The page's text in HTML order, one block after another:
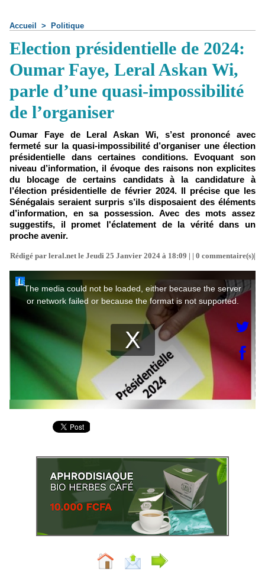
Accueil > Politique
Election présidentielle de 2024:
Oumar Faye, Leral Askan Wi,
parle d’une quasi-impossibilité
de l’organiser
Oumar Faye de Leral Askan Wi, s’est prononcé avec
fermeté sur la quasi-impossibilité d’organiser une élection
présidentielle dans certaines conditions. Evoquant son
niveau d’information, il évoque des raisons non explicites
du blocage de certains candidats à la candidature à
l’élection présidentielle de février 2024. Il précise que les
Sénégalais seraient surpris s’ils disposaient des éléments
d’information, en sa possession. Avec des mots assez
suggestifs, il promet l'éclatement de la vérité dans un
proche avenir.
Rédigé par leral.net le Jeudi 25 Janvier 2024 à 18:09 | | 0 commentaire(s)|